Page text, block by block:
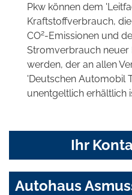
Pkw können dem
Kraftstoffverbrauch,
CO2-Emissionen und
Stromverbrauch neuer
werden, der an allen
'Deutschen Automobil
unentgeltlich erhältlich
Ihr
Autohaus